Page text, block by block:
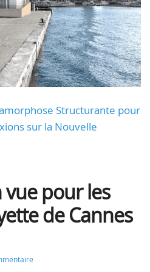
Structurante pour
sur la Nouvelle
vue pour les
de Cannes